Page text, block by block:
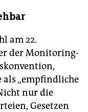
am 22.
der Monitoring-
als „empfindliche
nur die
Gesetzen